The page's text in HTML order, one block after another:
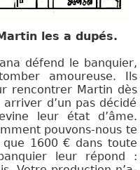
les a dupés.
défend le banquier,
amoureuse. Ils
rencontrer Martin dès
d’un pas décidé
leur état d’âme.
pouvons-nous te
1600 € dans toute
leur répond :